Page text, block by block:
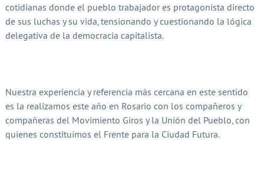
cotidianas donde el pueblo trabajador es protagonista directo
de sus luchas y su vida, tensionando y cuestionando la lógica
delegativa de la democracia capitalista.
Nuestra experiencia y referencia más cercana en este sentido
es la realizamos este año en Rosario con los compañeros y
compañeras del Movimiento Giros y la Unión del Pueblo, con
quienes constituímos el Frente para la Ciudad Futura.